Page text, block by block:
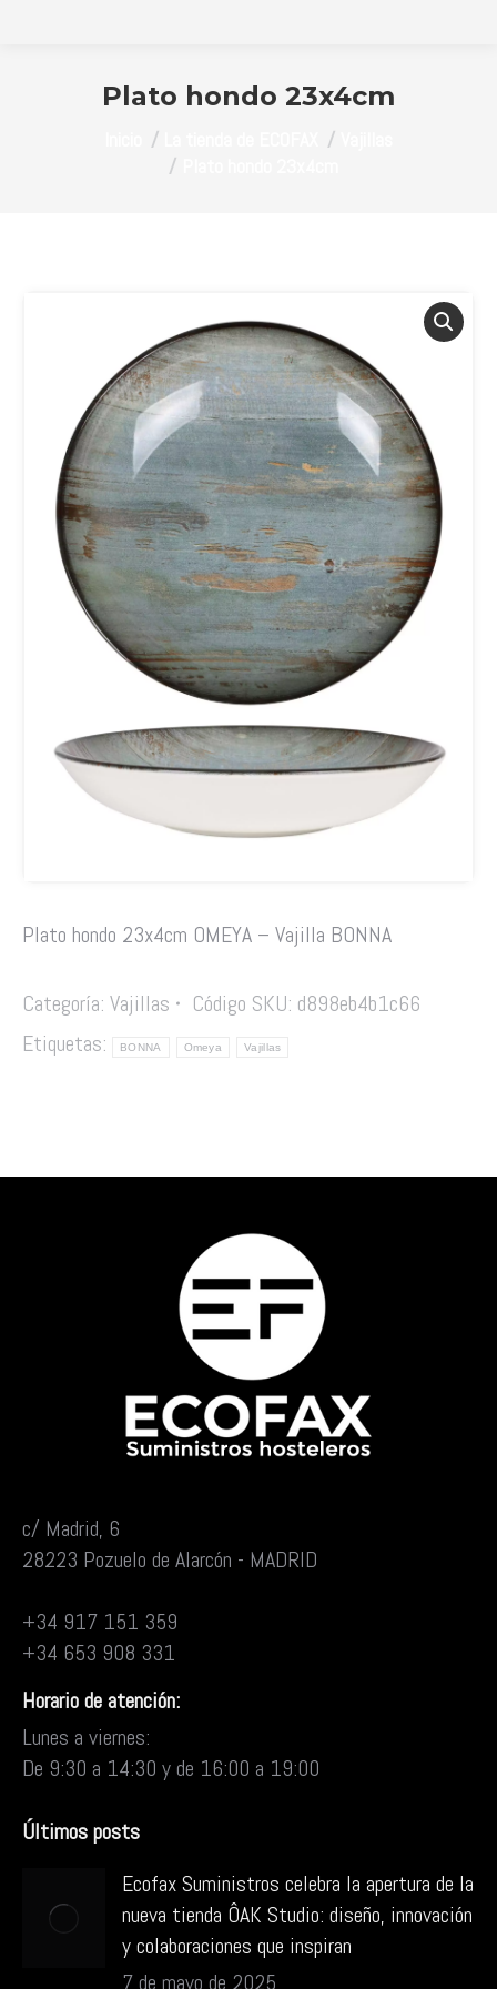
Plato hondo 23x4cm
Plato hondo 23x4cm OMEYA – Vajilla BONNA
Categoría: Vajillas Código SKU: d898eb4b1c66
Etiquetas:
BONNA Omeya Vajillas
c/ Madrid, 6
28223 Pozuelo de Alarcón - MADRID
+34 917 151 359
+34 653 908 331
Horario de atención:
Lunes a viernes:
De 9:30 a 14:30 y de 16:00 a 19:00
Últimos posts
Ecofax Suministros celebra la apertura de la
nueva tienda ÔAK Studio: diseño, innovación
y colaboraciones que inspiran
7 de mayo de 2025